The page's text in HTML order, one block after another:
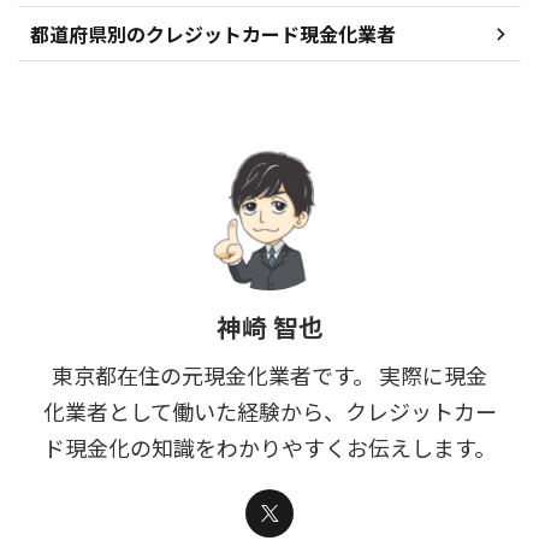
都道府県別のクレジットカード現金化業者
神崎 智也
東京都在住の元現金化業者です。 実際に現金
化業者として働いた経験から、クレジットカー
ド現金化の知識をわかりやすくお伝えします。